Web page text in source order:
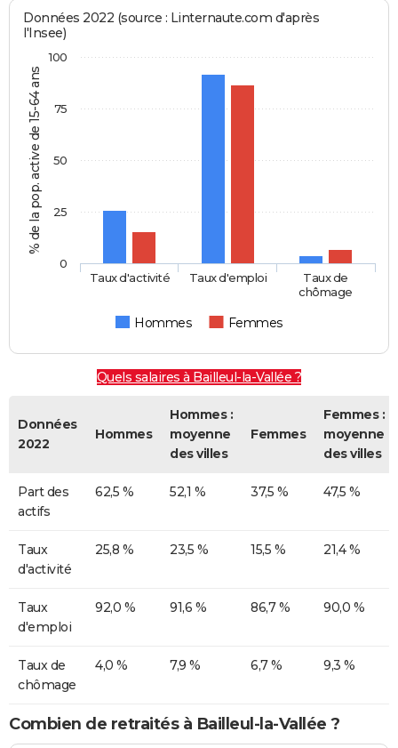
% de la pop. active de 15-64 ans
Données 2022 (source : Linternaute.com d'après
l'Insee)
Hommes Femmes
Taux d'activité Taux d'emploi
Taux de
chômage
0
25
50
75
100
Quels salaires à Bailleul-la-Vallée ?
Données
2022
Hommes
Hommes :
moyenne
des villes
Femmes
Femmes :
moyenne
des villes
Part des
actifs
62,5 % 52,1 % 37,5 % 47,5 %
Taux
d'activité
25,8 % 23,5 % 15,5 % 21,4 %
Taux
d'emploi
92,0 % 91,6 % 86,7 % 90,0 %
Taux de
chômage
4,0 % 7,9 % 6,7 % 9,3 %
Combien de retraités à Bailleul-la-Vallée ?